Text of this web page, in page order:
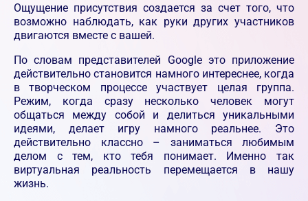
Ощущение присутствия создается за счет того, что
возможно наблюдать, как руки других участников
двигаются вместе с вашей.
По словам представителей Google это приложение
действительно становится намного интереснее, когда
в творческом процессе участвует целая группа.
Режим, когда сразу несколько человек могут
общаться между собой и делиться уникальными
идеями, делает игру намного реальнее. Это
действительно классно – заниматься любимым
делом с тем, кто тебя понимает. Именно так
виртуальная реальность перемещается в нашу
жизнь.